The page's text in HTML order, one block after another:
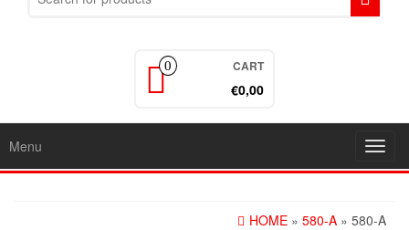
0 CART
€0,00
Menu
HOME » 580-A » 580-A